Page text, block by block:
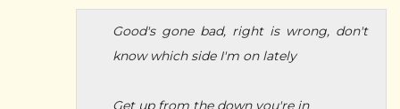
Good's gone bad, right is wrong, don't
know which side I'm on lately
Get up from the down you're in